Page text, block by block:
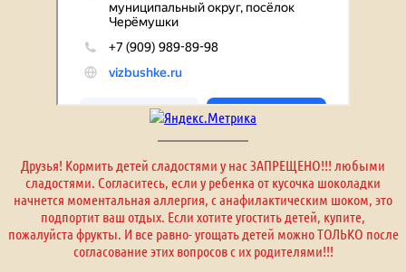
Друзья! Кормить детей сладостями у нас ЗАПРЕЩЕНО!!! любыми
сладостями. Согласитесь, если у ребенка от кусочка шоколадки
начнется моментальная аллергия, с анафилактическим шоком, это
подпортит ваш отдых. Если хотите угостить детей, купите,
пожалуйста фрукты. И все равно- угощать детей можно ТОЛЬКО после
согласование этих вопросов с их родителями!!!